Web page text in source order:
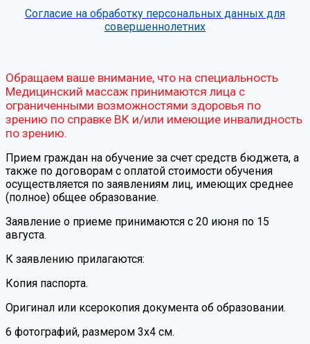
Согласие на обработку персональных данных для
совершеннолетних
Обращаем ваше внимание, что на специальность
Медицинский массаж принимаются лица с
ограниченными возможностями здоровья по
зрению по справке ВК и/или имеющие инвалидность
по зрению.
Прием граждан на обучение за счет средств бюджета, а
также по договорам с оплатой стоимости обучения
осуществляется по заявлениям лиц, имеющих среднее
(полное) общее образование.
Заявление о приеме принимаются с 20 июня по 15
августа.
К заявлению прилагаются:
Копия паспорта.
Оригинал или ксерокопия документа об образовании.
6 фотографий, размером 3х4 см.